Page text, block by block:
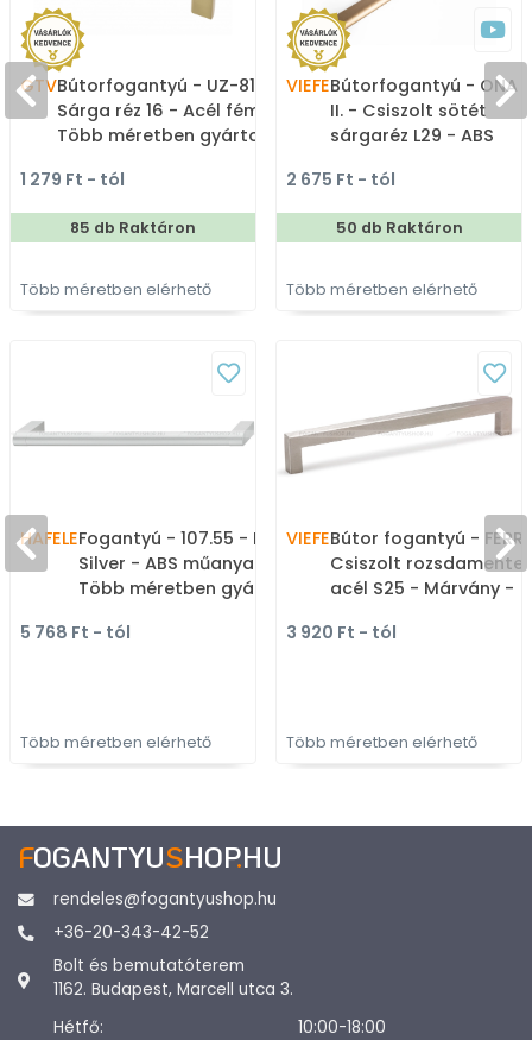
GTVBútorfogantyú - UZ-819 -
Sárga réz 16 - Acél fém -
Több méretben gyártott
bútorfogantyú
1 279 Ft - tól
85 db Raktáron
Több méretben elérhető
VIEFEBútorfogantyú - ONA
II. - Csiszolt sötét
sárgaréz L29 - ABS
élére ültethető színes
fém fogantyú
2 675 Ft - tól
50 db Raktáron
Több méretben elérhető
HAFELEFogantyú - 107.55 - Ezüst
Silver - ABS műanyag -
Több méretben gyártott
5 768 Ft - tól
Több méretben elérhető
VIEFEBútor fogantyú -
Csiszolt rozsdamentes
acél S25 - Márvány -
inox fém
3 920 Ft - tól
Több méretben elérhető
FOGANTYUSHOP.HU
rendeles@fogantyushop.hu
+36-20-343-42-52
Bolt és bemutatóterem
1162. Budapest, Marcell utca 3.
Hétfő:
10:00-18:00